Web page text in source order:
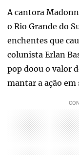
A cantora
o Rio Grande do
enchentes que
colunista Erlan
pop doou o valor
mantar a ação em